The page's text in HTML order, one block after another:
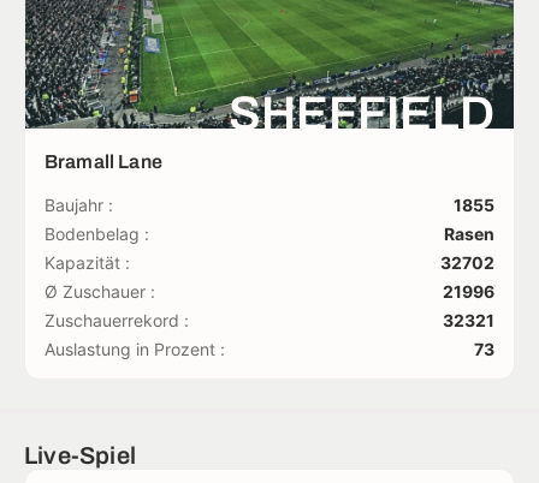
SHEFFIELD
Bramall Lane
Baujahr :
1855
Bodenbelag :
Rasen
Kapazität :
32702
Ø Zuschauer :
21996
Zuschauerrekord :
32321
Auslastung in Prozent :
73
Live-Spiel